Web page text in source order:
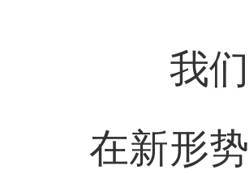
我们
在新形